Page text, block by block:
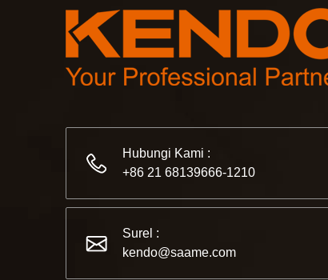
Hubungi Kami :
+86 21 68139666-1210
Surel :
kendo@saame.com